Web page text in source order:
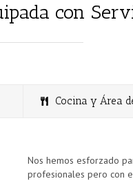
con
Cocina y Área
Nos hemos esforzado
profesionales pero con